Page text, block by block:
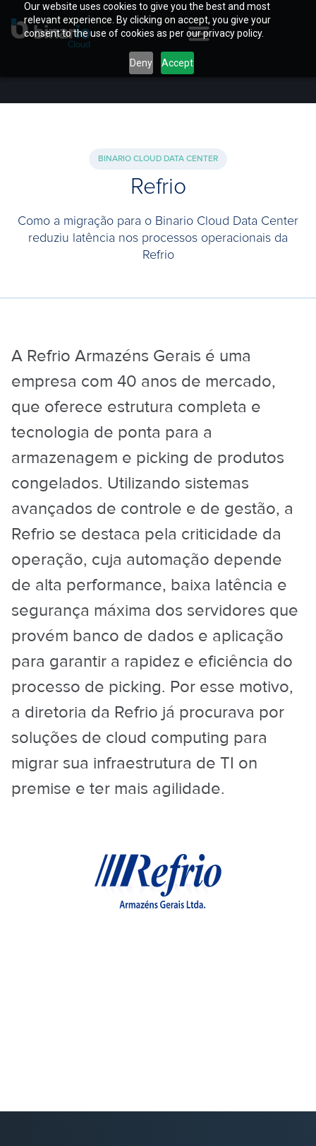
Our website uses cookies to give you the best and most
relevant experience. By clicking on accept, you give your
consent to the use of cookies as per our privacy policy.
Deny Accept
BINARIO CLOUD DATA CENTER
Refrio
Como a migração para o Binario Cloud Data Center
reduziu latência nos processos operacionais da
Refrio
A Refrio Armazéns Gerais é uma
empresa com 40 anos de mercado,
que oferece estrutura completa e
tecnologia de ponta para a
armazenagem e picking de produtos
congelados. Utilizando sistemas
avançados de controle e de gestão, a
Refrio se destaca pela criticidade da
operação, cuja automação depende
de alta performance, baixa latência e
segurança máxima dos servidores que
provém banco de dados e aplicação
para garantir a rapidez e eficiência do
processo de picking. Por esse motivo,
a diretoria da Refrio já procurava por
soluções de cloud computing para
migrar sua infraestrutura de TI on
premise e ter mais agilidade.